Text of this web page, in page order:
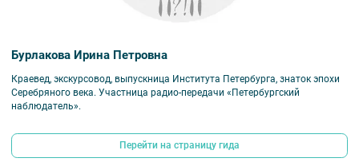
Бурлакова Ирина Петровна
Краевед, экскурсовод, выпускница Института Петербурга, знаток эпохи
Серебряного века. Участница радио-передачи «Петербургский
наблюдатель».
Перейти на страницу гида